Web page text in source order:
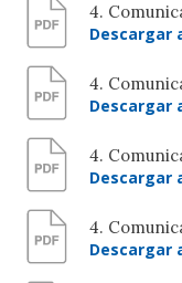
4.
Descargar
4.
Descargar
4.
Descargar
4.
Descargar